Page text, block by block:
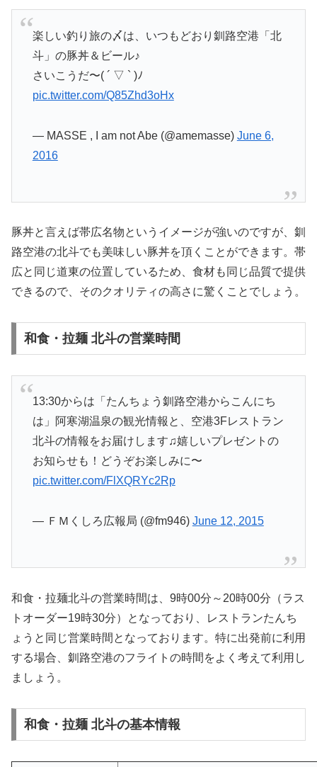
楽しい釣り旅の〆は、いつもどおり釧路空港「北
斗」の豚丼＆ビール♪
さいこうだ〜( ´ ▽ ` )ﾉ
pic.twitter.com/Q85Zhd3oHx
— MASSE , I am not Abe (@amemasse) June 6,
2016
豚丼と言えば帯広名物というイメージが強いのですが、釧
路空港の北斗でも美味しい豚丼を頂くことができます。帯
広と同じ道東の位置しているため、食材も同じ品質で提供
できるので、そのクオリティの高さに驚くことでしょう。
和食・拉麺 北斗の営業時間
13:30からは「たんちょう釧路空港からこんにち
は」阿寒湖温泉の観光情報と、空港3Fレストラン
北斗の情報をお届けします♫嬉しいプレゼントの
お知らせも！どうぞお楽しみに〜
pic.twitter.com/FlXQRYc2Rp
— ＦＭくしろ広報局 (@fm946) June 12, 2015
和食・拉麺北斗の営業時間は、9時00分～20時00分（ラス
トオーダー19時30分）となっており、レストランたんち
ょうと同じ営業時間となっております。特に出発前に利用
する場合、釧路空港のフライトの時間をよく考えて利用し
ましょう。
和食・拉麺 北斗の基本情報